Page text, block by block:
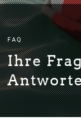
FAQ
Ihre